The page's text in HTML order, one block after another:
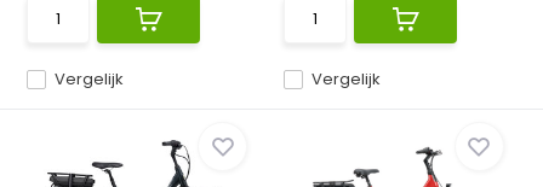
Vergelijk Vergelijk